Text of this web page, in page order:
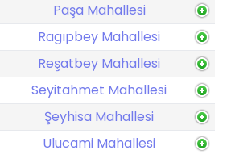
Paşa Mahallesi
Ragıpbey Mahallesi
Reşatbey Mahallesi
Seyitahmet Mahallesi
Şeyhisa Mahallesi
Ulucami Mahallesi